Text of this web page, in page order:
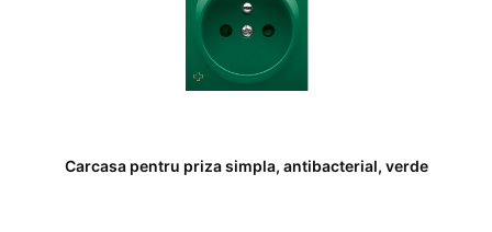
Carcasa pentru priza simpla, antibacterial, verde